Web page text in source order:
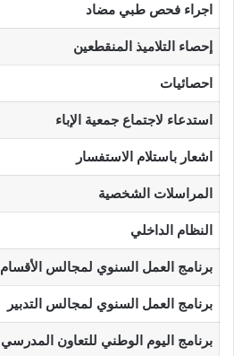
اجراء فحص طبي مضاد
إحصاء التلاميذ المنقطعين
احصائيات
استدعاء لاجتماع جمعية الإباء
اشعار باستلام الاستفسار
المراسلات الشخصية
النظام الداخلي
برنامج العمل السنوي لمجالس الأقسام
برنامج العمل السنوي لمجالس التدبير
برنامج اليوم الوطني للتعاون المدرسي